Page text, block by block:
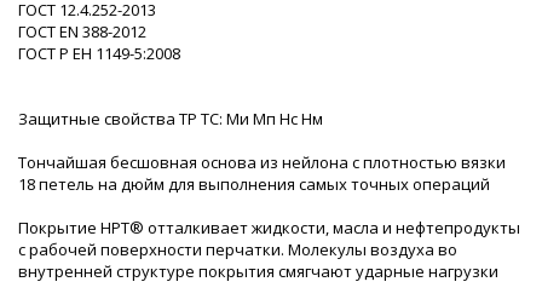
ГОСТ 12.4.252-2013
ГОСТ EN 388-2012
ГОСТ Р ЕН 1149-5:2008
Защитные свойства ТР ТС: Ми Мп Нс Нм
Тончайшая бесшовная основа из нейлона с плотностью вязки
18 петель на дюйм для выполнения самых точных операций
Покрытие HPT® отталкивает жидкости, масла и нефтепродукты
с рабочей поверхности перчатки. Молекулы воздуха во
внутренней структуре покрытия смягчают ударные нагрузки